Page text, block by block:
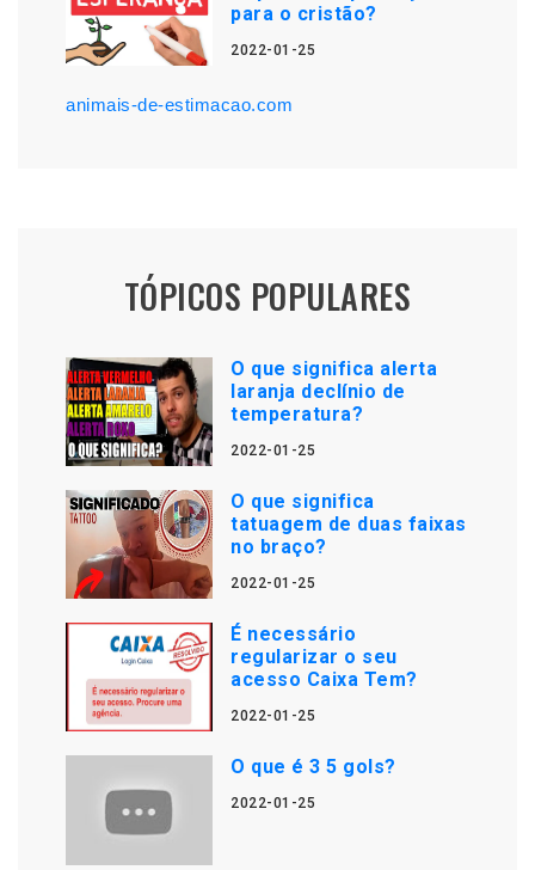
para o cristão?
2022-01-25
animais-de-estimacao.com
TÓPICOS POPULARES
O que significa alerta
laranja declínio de
temperatura?
2022-01-25
O que significa
tatuagem de duas faixas
no braço?
2022-01-25
É necessário
regularizar o seu
acesso Caixa Tem?
2022-01-25
O que é 3 5 gols?
2022-01-25